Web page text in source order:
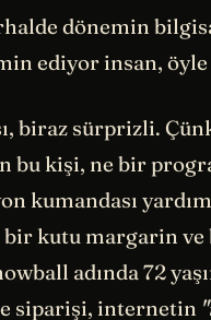
dönemin
ediyor insan,
biraz sürprizli.
bu kişi, ne bir
kumandası
kutu margarin ve
adında 72
siparişi, internetin